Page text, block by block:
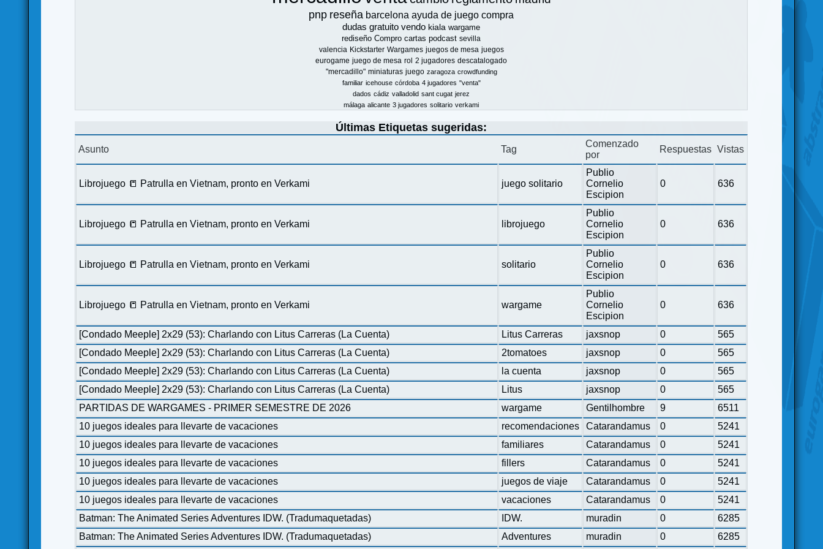
pnp reseña barcelona ayuda de juego compra
dudas gratuito vendo kiala wargame
rediseño Compro cartas podcast sevilla
valencia Kickstarter Wargames juegos de mesa juegos
eurogame juego de mesa rol 2 jugadores descatalogado
"mercadillo" miniaturas juego zaragoza crowdfunding
familiar icehouse córdoba 4 jugadores "venta"
dados cádiz valladolid sant cugat jerez
málaga alicante 3 jugadores solitario verkami
Últimas Etiquetas sugeridas:
Asunto Tag
Comenzado
por
Respuestas Vistas
Librojuego 📒 Patrulla en Vietnam, pronto en Verkami juego solitario
Publio
Cornelio
Escipion
0 636
Librojuego 📒 Patrulla en Vietnam, pronto en Verkami librojuego
Publio
Cornelio
Escipion
0 636
Librojuego 📒 Patrulla en Vietnam, pronto en Verkami solitario
Publio
Cornelio
Escipion
0 636
Librojuego 📒 Patrulla en Vietnam, pronto en Verkami wargame
Publio
Cornelio
Escipion
0 636
[Condado Meeple] 2x29 (53): Charlando con Litus Carreras (La Cuenta) Litus Carreras jaxsnop 0
565
[Condado Meeple] 2x29 (53): Charlando con Litus Carreras (La Cuenta)
2tomatoes jaxsnop 0
565
[Condado Meeple] 2x29 (53): Charlando con Litus Carreras (La Cuenta)
la cuenta jaxsnop 0
565
[Condado Meeple] 2x29 (53): Charlando con Litus Carreras (La Cuenta)
Litus jaxsnop 0
565
PARTIDAS DE WARGAMES - PRIMER SEMESTRE DE 2026
wargame Gentilhombre 9
6511
10 juegos ideales para llevarte de vacaciones
recomendaciones Catarandamus 0
5241
10 juegos ideales para llevarte de vacaciones
familiares Catarandamus 0
5241
10 juegos ideales para llevarte de vacaciones
fillers Catarandamus 0
5241
10 juegos ideales para llevarte de vacaciones
juegos de viaje Catarandamus 0
5241
10 juegos ideales para llevarte de vacaciones
vacaciones Catarandamus 0
5241
Batman: The Animated Series Adventures IDW. (Tradumaquetadas)
IDW. muradin 0
6285
Batman: The Animated Series Adventures IDW. (Tradumaquetadas)
Adventures muradin 0 6285